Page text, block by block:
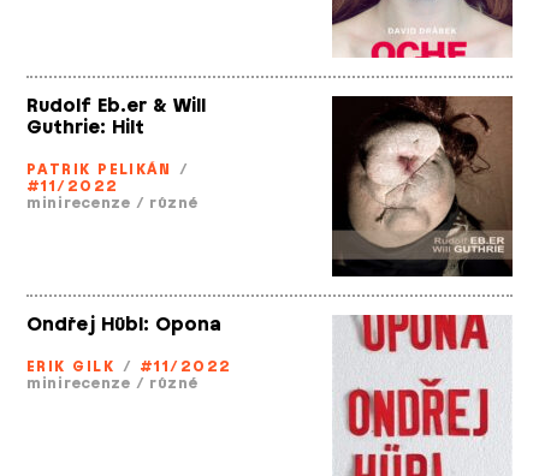
Rudolf Eb.er & Will
Guthrie: Hilt
PATRIK PELIKÁN /
#11/2022
minirecenze / různé
Ondřej Hübl: Opona
ERIK GILK / #11/2022
minirecenze / různé